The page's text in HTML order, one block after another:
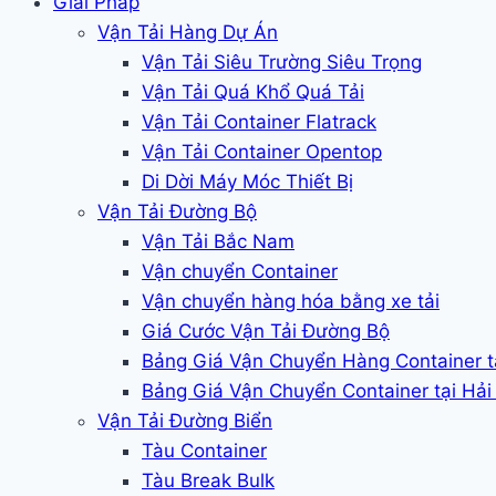
Vận Tải Hàng Dự Án
Vận Tải Siêu Trường Siêu Trọng
Vận Tải Quá Khổ Quá Tải
Vận Tải Container Flatrack
Vận Tải Container Opentop
Di Dời Máy Móc Thiết Bị
Vận Tải Đường Bộ
Vận Tải Bắc Nam
Vận chuyển Container
Vận chuyển hàng hóa bằng xe tải
Giá Cước Vận Tải Đường Bộ
Bảng Giá Vận Chuyển Hàng Container
Bảng Giá Vận Chuyển Container tại Hải
Vận Tải Đường Biển
Tàu Container
Tàu Break Bulk